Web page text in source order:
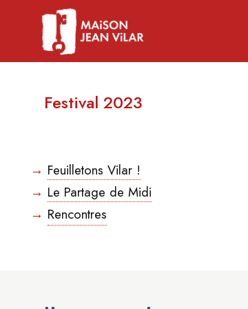
Festival 2023
→ Feuilletons Vilar !
→ Le Partage de Midi
→ Rencontres